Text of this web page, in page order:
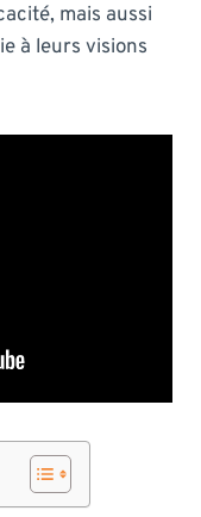
mais aussi
à leurs visions